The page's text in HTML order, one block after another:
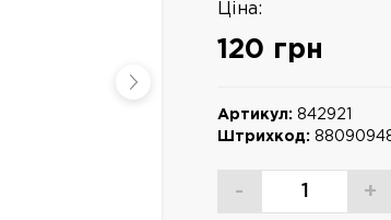
Ціна:
120 грн
Артикул: 842921
Штрихкод:
- +